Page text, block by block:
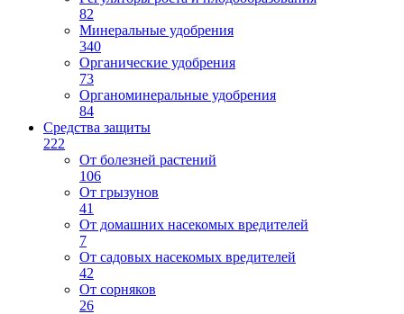
82
Минеральные удобрения
340
Органические удобрения
73
Органоминеральные удобрения
84
Средства защиты
222
От болезней растений
106
От грызунов
41
От домашних насекомых вредителей
7
От садовых насекомых вредителей
42
От сорняков
26